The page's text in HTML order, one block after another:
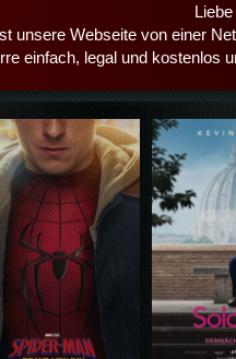
unsere Webseite von einer
einfach, legal und kostenlos